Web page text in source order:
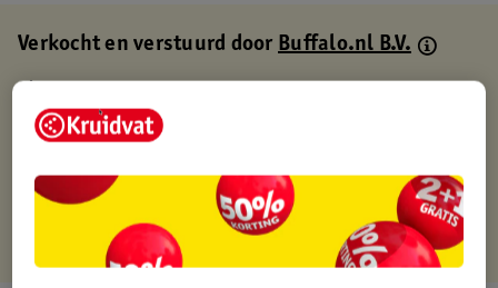
Verkocht en verstuurd doorBuffalo.nl B.V.
Gratis thuisbezorgd
Gratis retourneren via verkooppartner.
Gratis punten met je Kruidvat kaart